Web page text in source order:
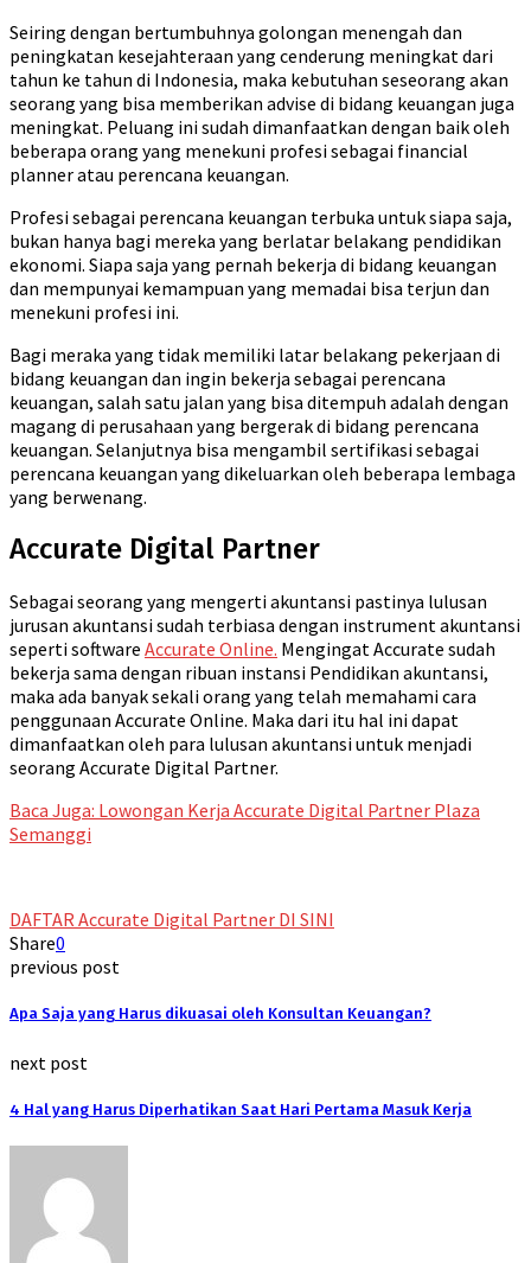
Seiring dengan bertumbuhnya golongan menengah dan
peningkatan kesejahteraan yang cenderung meningkat dari
tahun ke tahun di Indonesia, maka kebutuhan seseorang akan
seorang yang bisa memberikan advise di bidang keuangan juga
meningkat. Peluang ini sudah dimanfaatkan dengan baik oleh
beberapa orang yang menekuni profesi sebagai financial
planner atau perencana keuangan.
Profesi sebagai perencana keuangan terbuka untuk siapa saja,
bukan hanya bagi mereka yang berlatar belakang pendidikan
ekonomi. Siapa saja yang pernah bekerja di bidang keuangan
dan mempunyai kemampuan yang memadai bisa terjun dan
menekuni profesi ini.
Bagi meraka yang tidak memiliki latar belakang pekerjaan di
bidang keuangan dan ingin bekerja sebagai perencana
keuangan, salah satu jalan yang bisa ditempuh adalah dengan
magang di perusahaan yang bergerak di bidang perencana
keuangan. Selanjutnya bisa mengambil sertifikasi sebagai
perencana keuangan yang dikeluarkan oleh beberapa lembaga
yang berwenang.
Accurate Digital Partner
Sebagai seorang yang mengerti akuntansi pastinya lulusan
jurusan akuntansi sudah terbiasa dengan instrument akuntansi
seperti software Accurate Online. Mengingat Accurate sudah
bekerja sama dengan ribuan instansi Pendidikan akuntansi,
maka ada banyak sekali orang yang telah memahami cara
penggunaan Accurate Online. Maka dari itu hal ini dapat
dimanfaatkan oleh para lulusan akuntansi untuk menjadi
seorang Accurate Digital Partner.
Baca Juga: Lowongan Kerja Accurate Digital Partner Plaza
Semanggi
DAFTAR Accurate Digital Partner DI SINI
Share0
previous post
Apa Saja yang Harus dikuasai oleh Konsultan Keuangan?
next post
4 Hal yang Harus Diperhatikan Saat Hari Pertama Masuk Kerja